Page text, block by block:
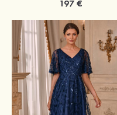
197 €